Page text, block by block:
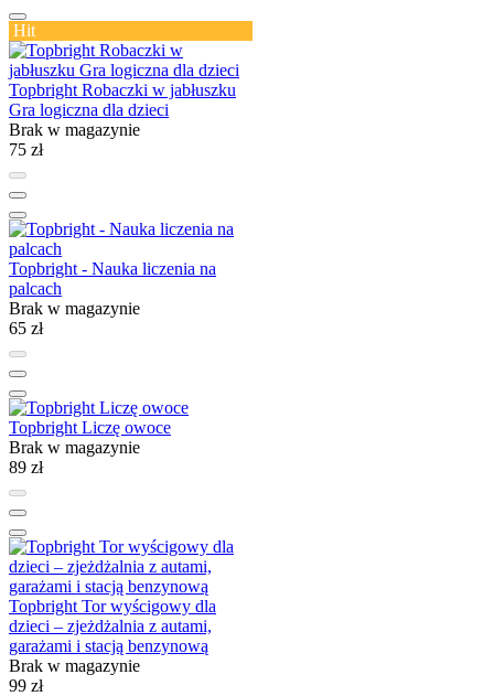
Hit
Topbright Robaczki w jabłuszku
Gra logiczna dla dzieci
Brak w magazynie
75 zł
Topbright - Nauka liczenia na
palcach
Brak w magazynie
65 zł
Topbright Liczę owoce
Brak w magazynie
89 zł
Topbright Tor wyścigowy dla
dzieci – zjeżdżalnia z autami,
garażami i stacją benzynową
Brak w magazynie
99 zł